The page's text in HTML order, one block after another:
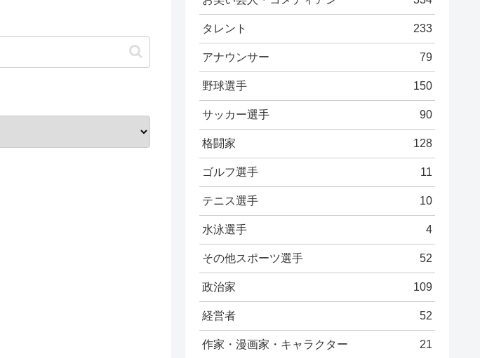
タレント 233
アナウンサー 79
野球選手 150
サッカー選手 90
格闘家 128
ゴルフ選手 11
テニス選手 10
水泳選手 4
その他スポーツ選手 52
政治家 109
経営者 52
作家・漫画家・キャラクター 21